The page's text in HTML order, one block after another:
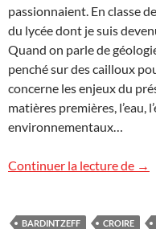
passionnaient. En classe
du lycée dont je suis
Quand on parle de
penché sur des cailloux
concerne les enjeux du
matières premières, l’eau,
environnementaux…
Continuer la lecture de →
BARDINTZEFF CROIRE